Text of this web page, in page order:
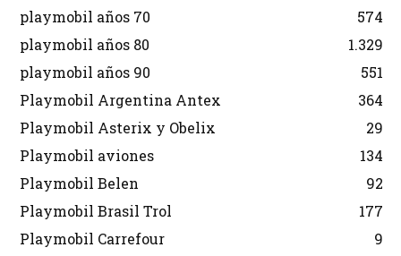
playmobil años 70
574
playmobil años 80
1.329
playmobil años 90
551
Playmobil Argentina Antex
364
Playmobil Asterix y Obelix
29
Playmobil aviones
134
Playmobil Belen
92
Playmobil Brasil Trol
177
Playmobil Carrefour
9